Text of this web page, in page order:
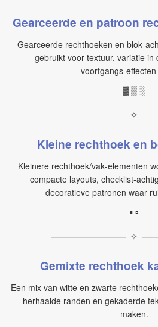
Gearceerde en patroon
Gearceerde rechthoeken en
gebruikt voor textuur, variatie in
▓ ▒ ░
✧
Kleine rechthoek en
Kleinere rechthoek/vak‑elementen
compacte layouts,
decoratieve patronen waar
▪ ▫
✧
Gemixte rechthoek
Een mix van witte en zwarte
herhaalde randen en gekaderde
maken.